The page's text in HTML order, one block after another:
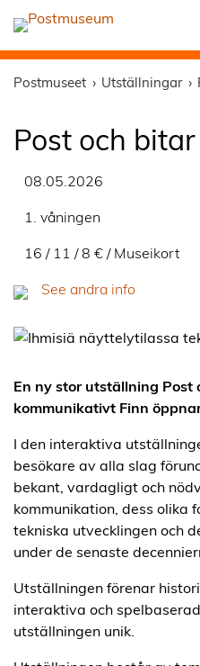
Postmuseet Utställningar
Post och bitar
08.05.2026
1. våningen
16 / 11 / 8 € / Museikort
See andra info
En ny stor utställning Post
kommunikativt Finn
I den interaktiva
besökare av alla slag
bekant, vardagligt och
kommunikation, dess olika
tekniska utvecklingen och
under de senaste
Utställningen förenar
interaktiva och
utställningen unik.